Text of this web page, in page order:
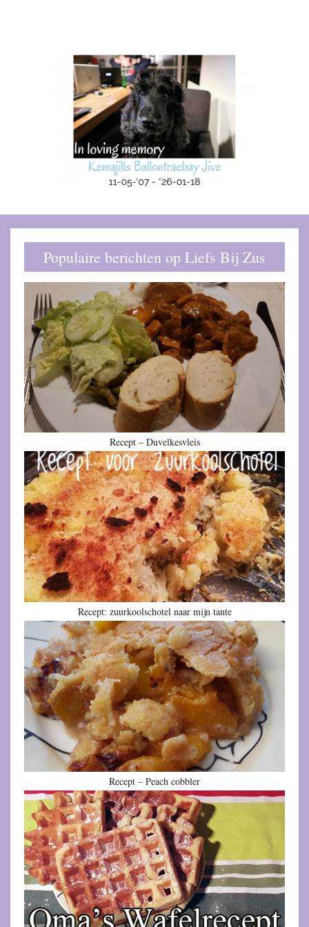
Populaire berichten op Liefs Bij Zus
Recept – Duvelkesvleis
Recept: zuurkoolschotel naar mijn tante
Recept – Peach cobbler